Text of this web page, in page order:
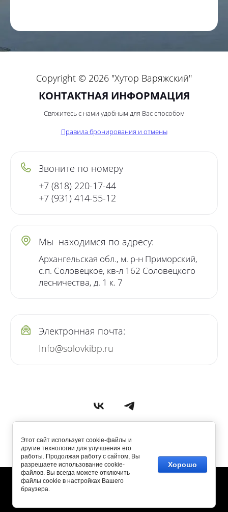
Copyright © 2026 "Хутор Варяжский"
КОНТАКТНАЯ ИНФОРМАЦИЯ
Свяжитесь с нами удобным для Вас способом
Правила бронирования и отмены
Звоните по номеру
+7 (818) 220-17-44
+7 (931) 414-55-12
Мы находимся по адресу:
Архангельская обл., м. р-н Приморский,
с.п. Соловецкое, кв-л 162 Соловецкого
лесничества, д. 1 к. 7
Электронная почта:
Info@solovkibp.ru
Этот сайт использует cookie-файлы и
другие технологии для улучшения его
работы. Продолжая работу с сайтом, Вы
разрешаете использование cookie-
файлов. Вы всегда можете отключить
файлы cookie в настройках Вашего
браузера.
Хорошо